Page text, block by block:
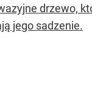
drzewo,
jego sadzenie.